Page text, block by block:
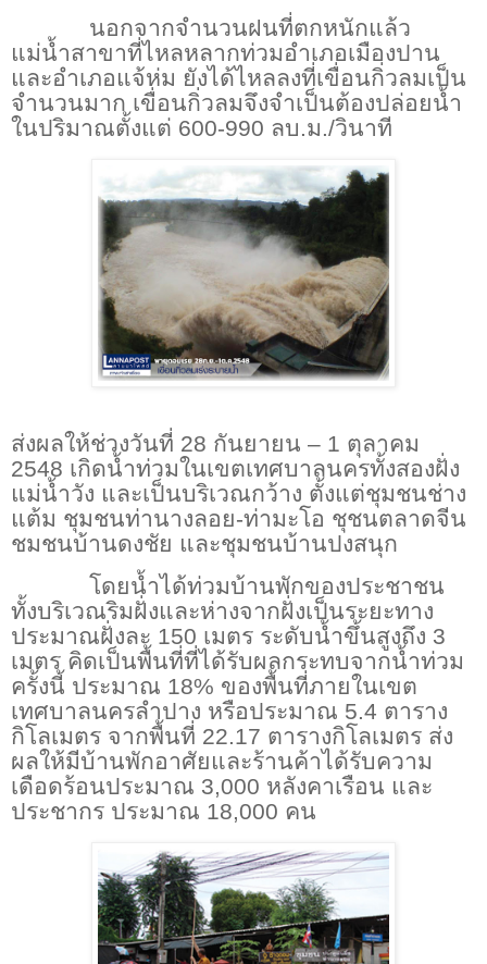
นอกจากจำนวนฝนที่ตกหนักแล้ว
แม่น้ำสาขาที่ไหลหลากท่วมอำเภอเมืองปาน
และอำเภอแจ้ห่ม ยังได้ไหลลงที่เขื่อนกิ่วลมเป็น
จำนวนมาก เขื่อนกิ่วลมจึงจำเป็นต้องปล่อยน้ำ
ในปริมาณตั้งแต่ 600-990 ลบ.ม./วินาที
ส่งผลให้ช่วงวันที่ 28 กันยายน – 1 ตุลาคม
2548 เกิดน้ำท่วมในเขตเทศบาลนครทั้งสองฝั่ง
แม่น้ำวัง และเป็นบริเวณกว้าง ตั้งแต่ชุมชนช่าง
แต้ม ชุมชนท่านางลอย-ท่ามะโอ ชุชนตลาดจีน
ชมชนบ้านดงชัย และชุมชนบ้านปงสนุก
โดยน้ำได้ท่วมบ้านพักของประชาชน
ทั้งบริเวณริมฝั่งและห่างจากฝั่งเป็นระยะทาง
ประมาณฝั่งละ 150 เมตร ระดับน้ำขึ้นสูงถึง 3
เมตร คิดเป็นพื้นที่ที่ได้รับผลกระทบจากน้ำท่วม
ครั้งนี้ ประมาณ 18% ของพื้นที่ภายในเขต
เทศบาลนครลำปาง หรือประมาณ 5.4 ตาราง
กิโลเมตร จากพื้นที่ 22.17 ตารางกิโลเมตร ส่ง
ผลให้มีบ้านพักอาศัยและร้านค้าได้รับความ
เดือดร้อนประมาณ 3,000 หลังคาเรือน และ
ประชากร ประมาณ 18,000 คน